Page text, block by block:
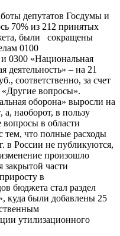
депутатов Госдумы и
70% из 212 принятых
были сокращены
0100
0300 «Национальная
деятельность» – на 21
соответственно, за счет
«Другие вопросы».
оборона» выросли на
а, наоборот, в пользу
вопросы в области
тем, что полные расходы
в России не публикуются,
произошло
закрытой части
в
бюджета стал раздел
куда были добавлены 25
утилизационного